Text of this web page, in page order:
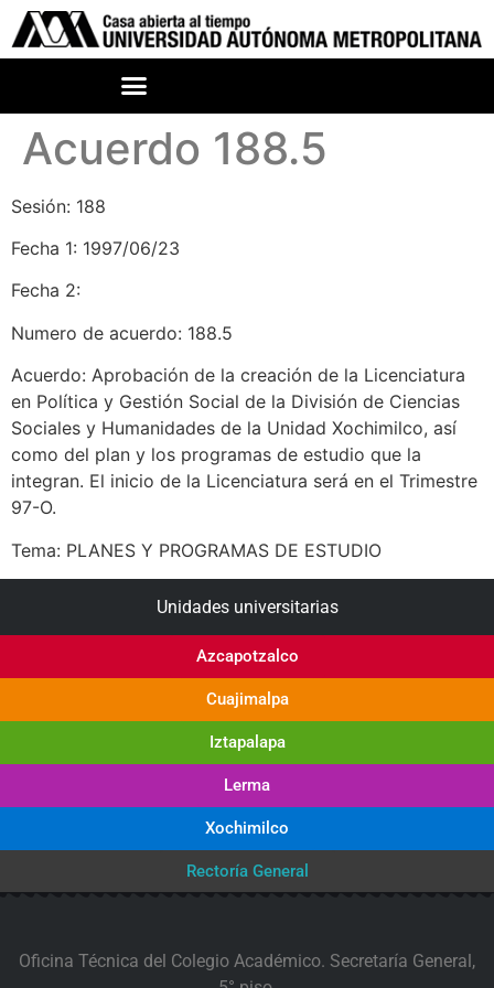
Acuerdo 188.5
Sesión: 188
Fecha 1: 1997/06/23
Fecha 2:
Numero de acuerdo: 188.5
Acuerdo: Aprobación de la creación de la Licenciatura
en Política y Gestión Social de la División de Ciencias
Sociales y Humanidades de la Unidad Xochimilco, así
como del plan y los programas de estudio que la
integran. El inicio de la Licenciatura será en el Trimestre
97-O.
Tema: PLANES Y PROGRAMAS DE ESTUDIO
Unidades universitarias
Azcapotzalco
Cuajimalpa
Iztapalapa
Lerma
Xochimilco
Rectoría General
Oficina Técnica del Colegio Académico. Secretaría General,